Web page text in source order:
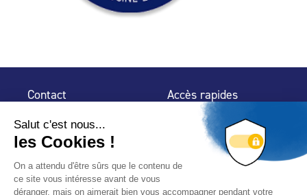
Contact
32 rue de Mogador
75 009 Paris
Accès rapides
Espace Presse
Trouver un
professionnel